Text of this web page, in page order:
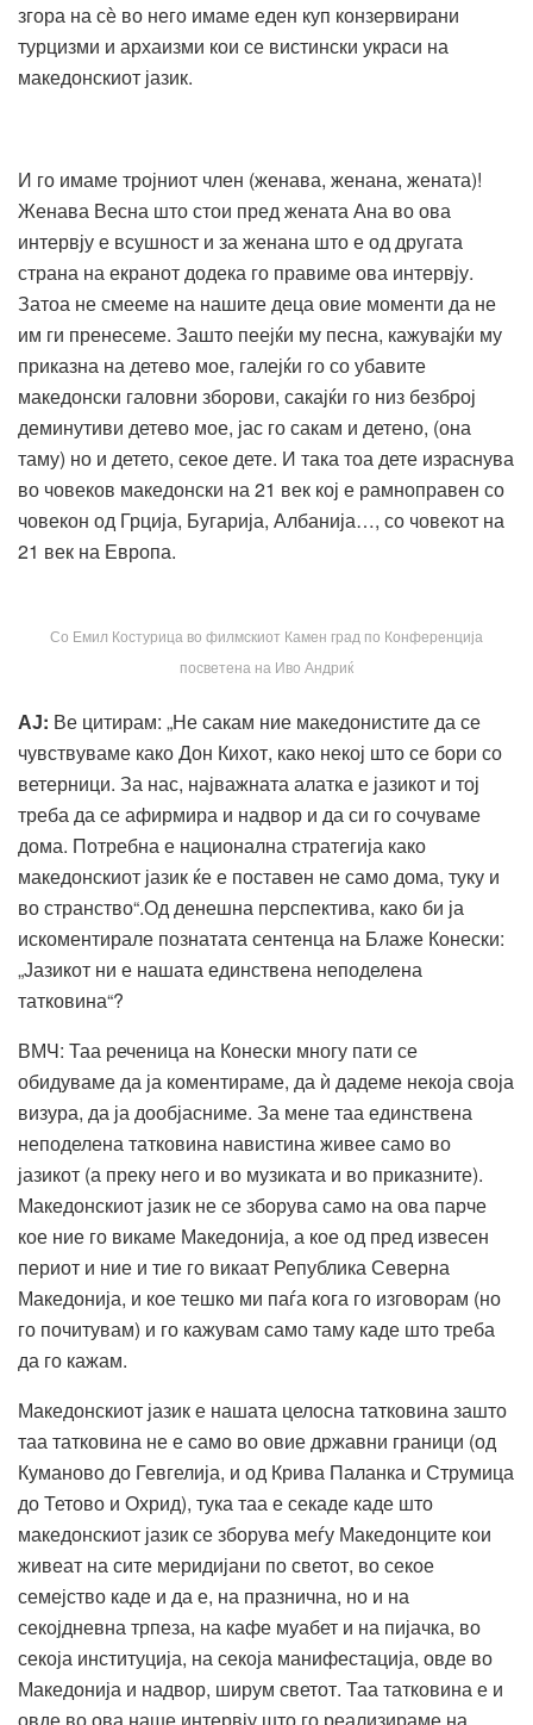
згора на сѐ во него имаме еден куп конзервирани
турцизми и архаизми кои се вистински украси на
македонскиот јазик.
И го имаме тројниот член (женава, женана, жената)!
Женава Весна што стои пред жената Ана во ова
интервју е всушност и за женана што е од другата
страна на екранот додека го правиме ова интервју.
Затоа не смееме на нашите деца овие моменти да не
им ги пренесеме. Зашто пеејќи му песна, кажувајќи му
приказна на детево мое, галејќи го со убавите
македонски галовни зборови, сакајќи го низ безброј
деминутиви детево мое, јас го сакам и детено, (она
таму) но и детето, секое дете. И така тоа дете израснува
во човеков македонски на 21 век кој е рамноправен со
човекон од Грција, Бугарија, Албанија…, со човекот на
21 век на Европа.
Со Емил Костурица во филмскиот Камен град по Конференција
посветена на Иво Андриќ
АЈ: Ве цитирам: „Не сакам ние македонистите да се
чувствуваме како Дон Кихот, како некој што се бори со
ветерници. За нас, најважната алатка е јазикот и тој
треба да се афирмира и надвор и да си го сочуваме
дома. Потребна е национална стратегија како
македонскиот јазик ќе е поставен не само дома, туку и
во странство“.Од денешна перспектива, како би ја
искоментирале познатата сентенца на Блаже Конески:
„Јазикот ни е нашата единствена неподелена
татковина“?
ВМЧ: Таа реченица на Конески многу пати се
обидуваме да ја коментираме, да ѝ дадеме некоја своја
визура, да ја дообјасниме. За мене таа единствена
неподелена татковина навистина живее само во
јазикот (а преку него и во музиката и во приказните).
Македонскиот јазик не се зборува само на ова парче
кое ние го викаме Македонија, а кое од пред извесен
периот и ние и тие го викаат Република Северна
Македонија, и кое тешко ми паѓа кога го изговорам (но
го почитувам) и го кажувам само таму каде што треба
да го кажам.
Македонскиот јазик е нашата целосна татковина зашто
таа татковина не е само во овие државни граници (од
Куманово до Гевгелија, и од Крива Паланка и Струмица
до Тетово и Охрид), тука таа е секаде каде што
македонскиот јазик се зборува меѓу Македонците кои
живеат на сите меридијани по светот, во секое
семејство каде и да е, на празнична, но и на
секојдневна трпеза, на кафе муабет и на пијачка, во
секоја институција, на секоја манифестација, овде во
Македонија и надвор, ширум светот. Таа татковина е и
овде во ова наше интервју што го реализираме на